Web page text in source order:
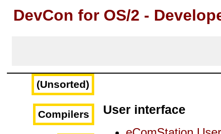
DevCon for OS/2 -
(Unsorted)
Compilers User interface